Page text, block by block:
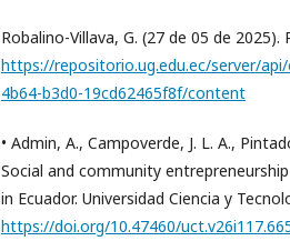
Robalino-Villava, G. (27 de 05 de
https://repositorio.ug.edu.ec/server/
4b64-b3d0-19cd62465f8f/content
• Admin, A., Campoverde, J. L. A.,
Social and community
in Ecuador. Universidad Ciencia y
https://doi.org/10.47460/